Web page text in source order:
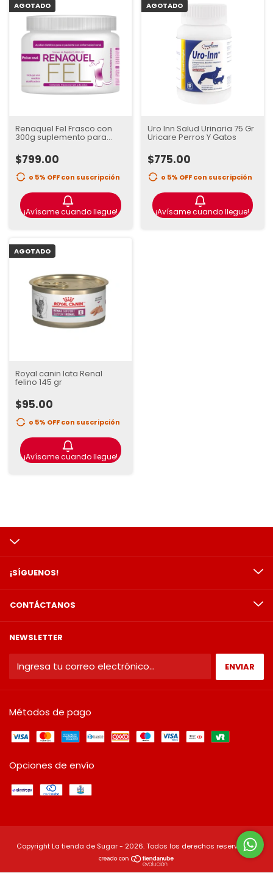
AGOTADO
Renaquel Fel Frasco con
300g suplemento para
problemas renales
$799.00
o 5% OFFcon suscripción
¡Avísame cuando llegue!
AGOTADO
Uro Inn Salud Urinaria 75 Gr
Uricare Perros Y Gatos
$775.00
o 5% OFFcon suscripción
¡Avísame cuando llegue!
AGOTADO
Royal canin lata Renal
felino 145 gr
$95.00
o 5% OFFcon suscripción
¡Avísame cuando llegue!
¡SÍGUENOS!
CONTÁCTANOS
NEWSLETTER
Métodos de pago
Opciones de envío
Copyright La tienda de Sugar - 2026. Todos los derechos reservados.